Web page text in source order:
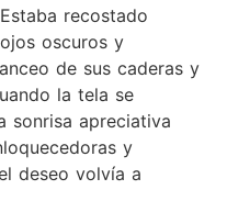
recostado
oscuros y
de sus caderas y
la tela se
sonrisa apreciativa
y
deseo volvía a